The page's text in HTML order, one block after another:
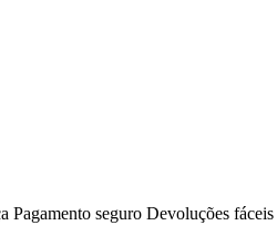
Pagamento seguro Devoluções fáceis